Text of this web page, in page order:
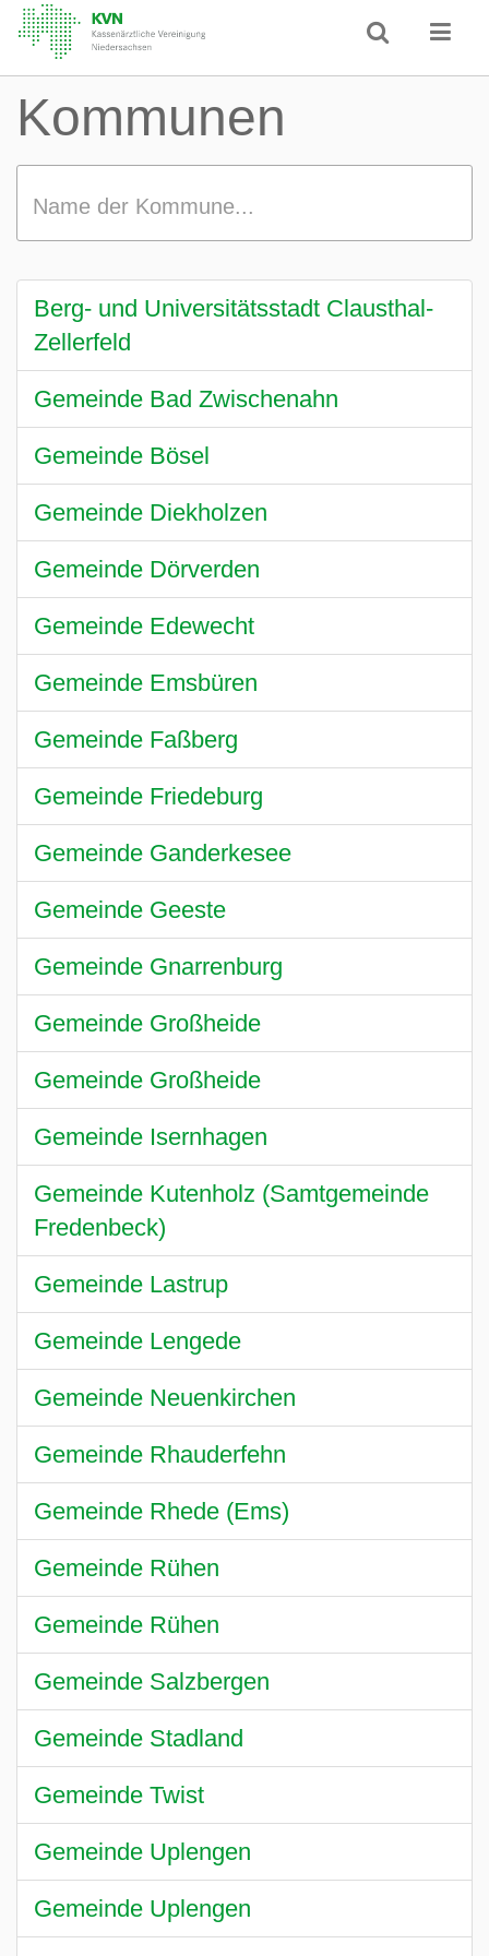
Kommunen
Name der Kommune...
Berg- und Universitätsstadt Clausthal-
Zellerfeld
Gemeinde Bad Zwischenahn
Gemeinde Bösel
Gemeinde Diekholzen
Gemeinde Dörverden
Gemeinde Edewecht
Gemeinde Emsbüren
Gemeinde Faßberg
Gemeinde Friedeburg
Gemeinde Ganderkesee
Gemeinde Geeste
Gemeinde Gnarrenburg
Gemeinde Großheide
Gemeinde Großheide
Gemeinde Isernhagen
Gemeinde Kutenholz (Samtgemeinde
Fredenbeck)
Gemeinde Lastrup
Gemeinde Lengede
Gemeinde Neuenkirchen
Gemeinde Rhauderfehn
Gemeinde Rhede (Ems)
Gemeinde Rühen
Gemeinde Rühen
Gemeinde Salzbergen
Gemeinde Stadland
Gemeinde Twist
Gemeinde Uplengen
Gemeinde Uplengen